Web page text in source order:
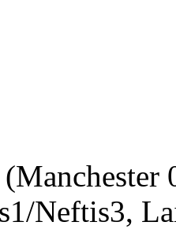
Neftis3,